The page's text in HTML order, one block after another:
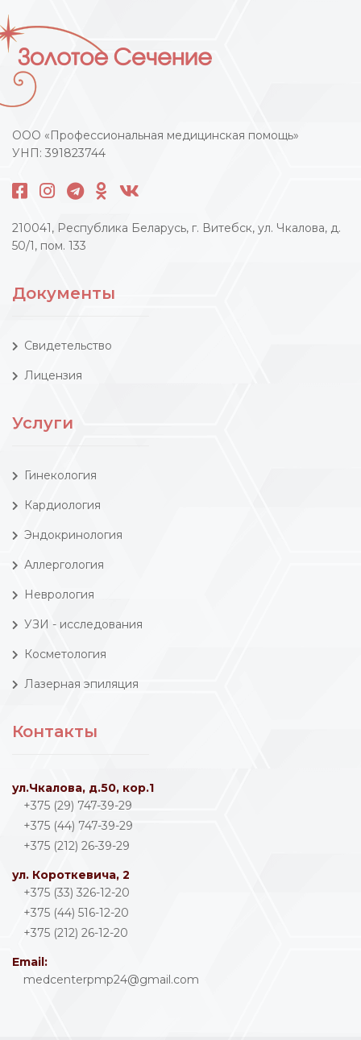
ООО «Профессиональная медицинская помощь»
УНП: 391823744
210041, Республика Беларусь, г. Витебск, ул. Чкалова, д.
50/1, пом. 133
Документы
Свидетельство
Лицензия
Услуги
Гинекология
Кардиология
Эндокринология
Аллергология
Неврология
УЗИ - исследования
Косметология
Лазерная эпиляция
Контакты
ул.Чкалова, д.50, кор.1
+375 (29) 747-39-29
+375 (44) 747-39-29
+375 (212) 26-39-29
ул. Короткевича, 2
+375 (33) 326-12-20
+375 (44) 516-12-20
+375 (212) 26-12-20
Email:
medcenterpmp24@gmail.com